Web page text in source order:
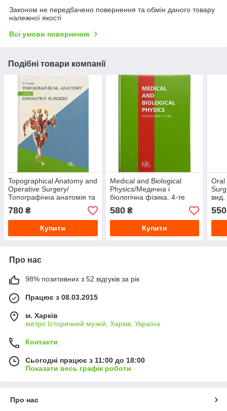
Законом не передбачено повернення та обмін даного товару
належної якості
Всі умови повернення
Подібні товари компанії
Topographical Anatomy and
Operative Surgery/
Топографічна анатомія та
оперативна хірургія. 3-тє
вид. Цигінало
780 ₴
Купити
Medical and Biological
Physics/Медична і
біологічна фізика. 4-те
видання. Чалий О.В. (за
ред.)
580₴
Купити
Oral
550
Про нас
98% позитивних з 52 відгуків за рік
Працює з 08.03.2015
м. Харків
метро Історичний музей, Харків, Україна
Контакти
Сьогодні працює з 11:00 до 18:00
Показати весь графік роботи
Про нас